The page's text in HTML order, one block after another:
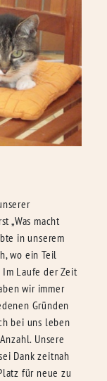
„Was macht
in unserem
wo ein Teil
Laufe der Zeit
wir immer
Gründen
bei uns leben
Unsere
Dank zeitnah
für neue zu